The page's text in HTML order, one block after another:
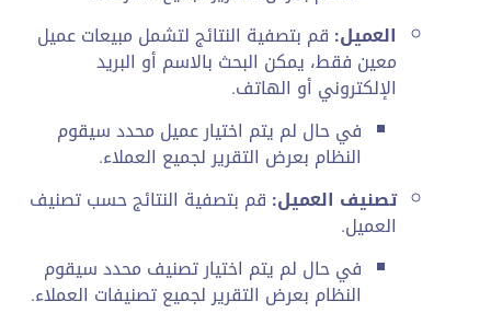
العميل: قم بتصفية النتائج لتشمل مبيعات عميل
معين فقط، يمكن البحث بالاسم أو البريد
الإلكتروني أو الهاتف.
في حال لم يتم اختيار عميل محدد سيقوم
النظام بعرض التقرير لجميع العملاء.
تصنيف العميل: قم بتصفية النتائج حسب تصنيف
العميل.
في حال لم يتم اختيار تصنيف محدد سيقوم
النظام بعرض التقرير لجميع تصنيفات العملاء.